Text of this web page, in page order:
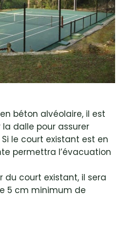
béton alvéolaire, il est
dalle pour assurer
le court existant est en
permettra l’évacuation
du court existant, il sera
5 cm minimum de